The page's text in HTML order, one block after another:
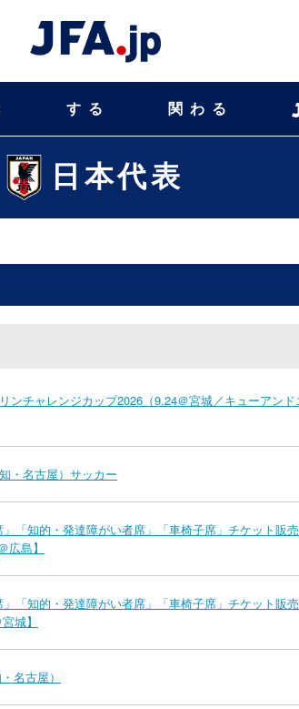
する 関わる
日本代表
チャレンジカップ2026（9.24＠宮城／キューアンド
・名古屋）サッカー
「知的・発達障がい者席」「車椅子席」チケット販
島】
「知的・発達障がい者席」「車椅子席」チケット販
城】
名古屋）